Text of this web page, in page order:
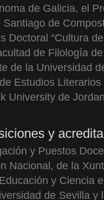
de Galicia, el
de
Doctoral “Cultura
de Filología
de la Universidad
Estudios
University de
y
y Puestos
Nacional, de la
y Ciencia
de Sevilla y